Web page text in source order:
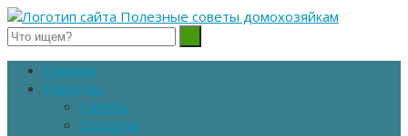
Полезные советы домохозяйкам
Главная
Рецепты
Салаты
Десерты